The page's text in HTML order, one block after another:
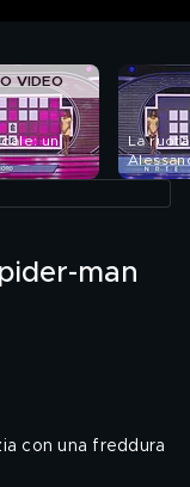
un
VIDEO
La
man
con una freddura